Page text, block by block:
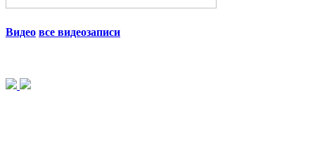
Видео все видеозаписи